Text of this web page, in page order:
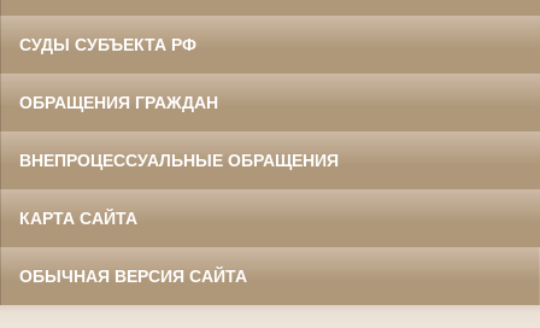
СУДЫ СУБЪЕКТА РФ
ОБРАЩЕНИЯ ГРАЖДАН
ВНЕПРОЦЕССУАЛЬНЫЕ ОБРАЩЕНИЯ
КАРТА САЙТА
ОБЫЧНАЯ ВЕРСИЯ САЙТА